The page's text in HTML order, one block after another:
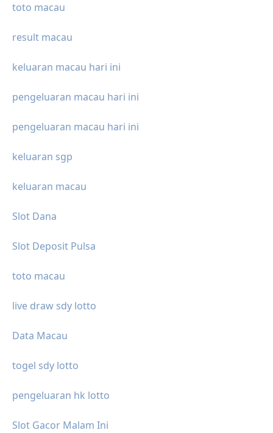
toto macau
result macau
keluaran macau hari ini
pengeluaran macau hari ini
pengeluaran macau hari ini
keluaran sgp
keluaran macau
Slot Dana
Slot Deposit Pulsa
toto macau
live draw sdy lotto
Data Macau
togel sdy lotto
pengeluaran hk lotto
Slot Gacor Malam Ini